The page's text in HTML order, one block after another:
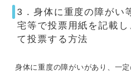
3．身体に重度の障がい
宅等で投票用紙を記載
て投票する方法
身体に重度の障がいがあり、一